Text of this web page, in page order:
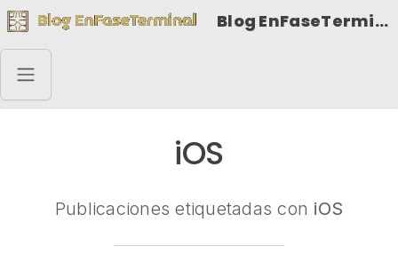
Blog EnFaseTerminal
iOS
Publicaciones etiquetadas con iOS